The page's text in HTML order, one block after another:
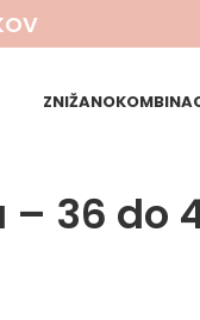
ZNIŽANO
– 36 do